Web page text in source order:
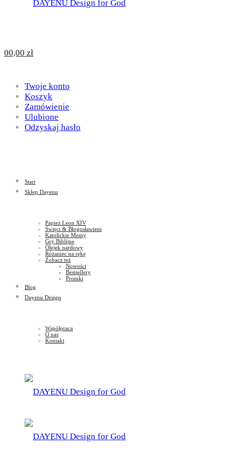
for
God
DAYENU
Design
God
00,00 zł
Twoje konto
Koszyk
Zamówienie
Ulubione
Odzyskaj hasło
Start
Sklep Dayenu
Papież Leon XIV
Święci & Błogosławieni
Katolickie Memy
Gry Biblijne
Olejek nardowy
Różaniec na rękę
Zobacz też
Nowości
Bestsellery
Promki
Blog
Dayenu Design
Współpraca
O nas
Kontakt